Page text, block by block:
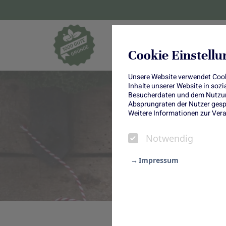
Cookie
Unsere Website verwendet
Inhalte unserer Website in
Besucherdaten und dem
Absprungraten der Nutzer
Weitere Informationen zur
Notwendig
Impressum